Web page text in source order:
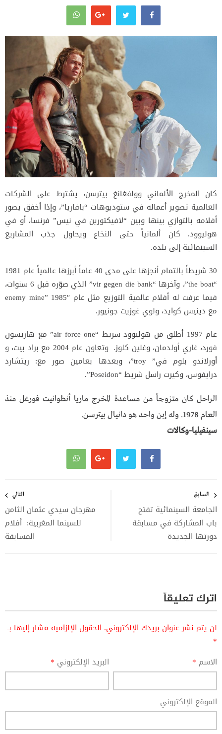
كان المخرج الألماني وولفغانغ بيترسن، يشترط على الشركات
العالمية تصوير أعماله في ستوديوهات “بافاريا”، وإذا أخفق يصور
أفلامه بالتوازي بينها وبين “لافيكتورين في نيس” فرنسا، أو في
هوليوود. كان ألمانياً حتى النخاع ويحاول جذب المشاريع
السينمائية إلى بلده.
30 شريطاً بالتمام أنجزها على مدى 40 عاماً أبرزها عالمياً عام 1981
“the boat”، وآخرها “vir gegen die bank” الذي صوّره قبل 6 سنوات،
فيما عرفت له أفلام عالمية التوزيع مثل عام enemy mine” 1985″
مع دينيس كوايد، ولوي غوزيت جونيور.
عام 1997 أطلق من هوليوود شريط “air force one” مع هاريسون
فورد، غاري أولدمان، وغلين كلوز. وتعاون عام 2004 مع براد بيت، و
أورلاندو بلوم في” troy”، وبعدها بعامين صور مع: ريتشارد
درايفوس، وكيرت راسل شريط “Poseidon”.
الراحل كان متزوجاً من مساعدة المخرج ماريا أنطوانيت فورغل منذ
العام 1978. وله إبن واحد هو دانيال بيترسن.
سينفيليا-وكالات
المقالات
السابق
الجامعة السينمائية تفتح
باب المشاركة في مسابقة
دورتها الجديدة
التالي
مهرجان سيدي عثمان الثامن
للسينما المغربية: أفلام
المسابقة
اترك تعليقاً
لن يتم نشر عنوان بريدك الإلكتروني. الحقول الإلزامية مشار إليها بـ
*
الاسم * البريد الإلكتروني *
الموقع الإلكتروني